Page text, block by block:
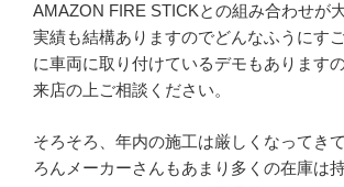
AMAZON FIRE STICKとの組み合わせが
実績も結構ありますのでどんなふうにす
に車両に取り付けているデモもあります
来店の上ご相談ください。
そろそろ、年内の施工は厳しくなってき
ろんメーカーさんもあまり多くの在庫は